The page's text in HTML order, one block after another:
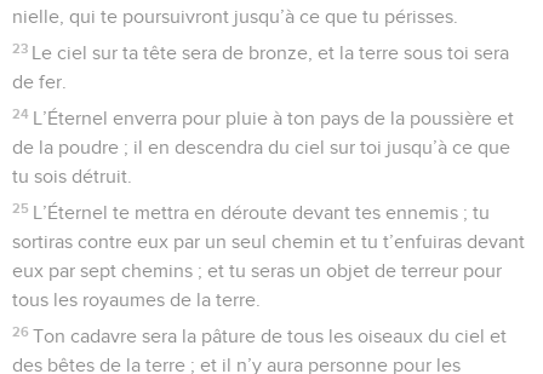
nielle, qui te poursuivront jusqu’à ce que tu périsses.
23 Le ciel sur ta tête sera de bronze, et la terre sous toi sera
de fer.
24 L’Éternel enverra pour pluie à ton pays de la poussière et
de la poudre ; il en descendra du ciel sur toi jusqu’à ce que
tu sois détruit.
25 L’Éternel te mettra en déroute devant tes ennemis ; tu
sortiras contre eux par un seul chemin et tu t’enfuiras devant
eux par sept chemins ; et tu seras un objet de terreur pour
tous les royaumes de la terre.
26 Ton cadavre sera la pâture de tous les oiseaux du ciel et
des bêtes de la terre ; et il n’y aura personne pour les